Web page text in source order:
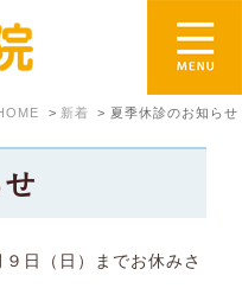
新着 夏季休診のお知らせ
日（日）までお休みさ